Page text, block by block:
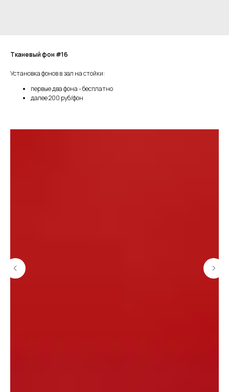
Тканевый фон #16
Установка фонов в зал на стойки:
первые два фона - бесплатно
далее 200 руб/фон